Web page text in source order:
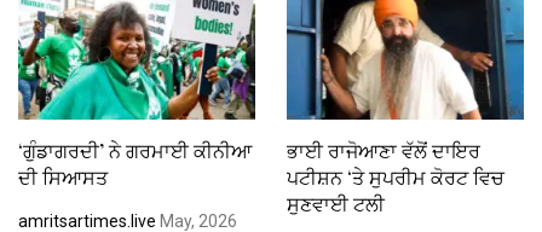
‘ਗੁੰਡਾਗਰਦੀ’ ਨੇ ਗਰਮਾਈ ਕੀਨੀਆ
ਦੀ ਸਿਆਸਤ
amritsartimes.live May, 2026
ਭਾਈ ਰਾਜੋਆਣਾ ਵੱਲੋਂ ਦਾਇਰ
ਪਟੀਸ਼ਨ ‘ਤੇ ਸੁਪਰੀਮ ਕੋਰਟ ਵਿਚ
ਸੁਣਵਾਈ ਟਲੀ